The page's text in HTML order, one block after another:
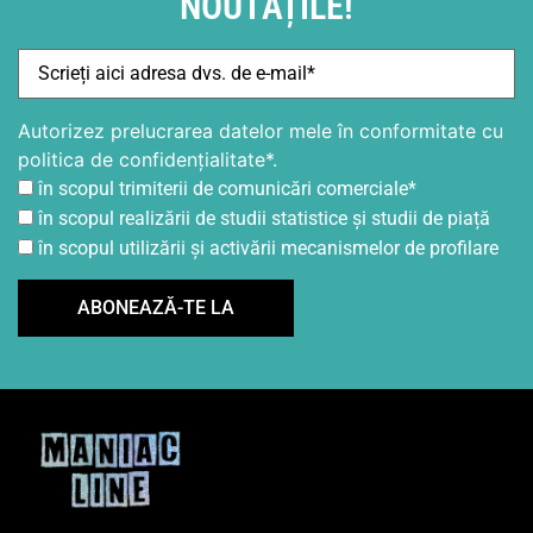
Autorizez prelucrarea datelor mele în conformitate cu
politica de confidențialitate*.
în scopul trimiterii de comunicări comerciale*
în scopul realizării de studii statistice și studii de piață
în scopul utilizării și activării mecanismelor de profilare